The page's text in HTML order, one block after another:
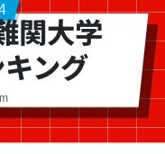
関大学
ング